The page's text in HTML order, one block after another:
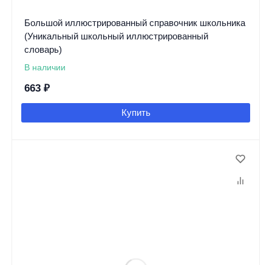
Большой иллюстрированный справочник школьника
(Уникальный школьный иллюстрированный
словарь)
В наличии
663 ₽
Купить